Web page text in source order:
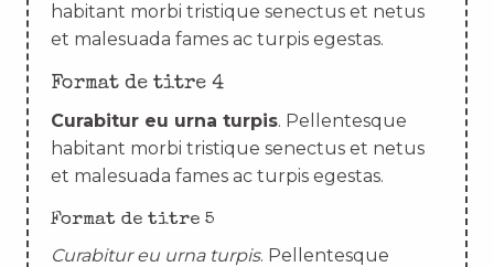
habitant morbi tristique senectus et netus
et malesuada fames ac turpis egestas.
Format de titre 4
Curabitur eu urna turpis. Pellentesque
habitant morbi tristique senectus et netus
et malesuada fames ac turpis egestas.
Format de titre 5
Curabitur eu urna turpis. Pellentesque